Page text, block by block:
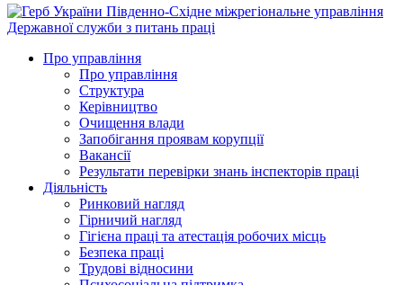
Південно-Східне міжрегіональне управління
Державної служби з питань праці
Про управління
Про управління
Структура
Керівництво
Очищення влади
Запобігання проявам корупції
Вакансії
Результати перевірки знань інспекторів праці
Діяльність
Ринковий нагляд
Гірничий нагляд
Гігієна праці та атестація робочих місць
Безпека праці
Трудові відносини